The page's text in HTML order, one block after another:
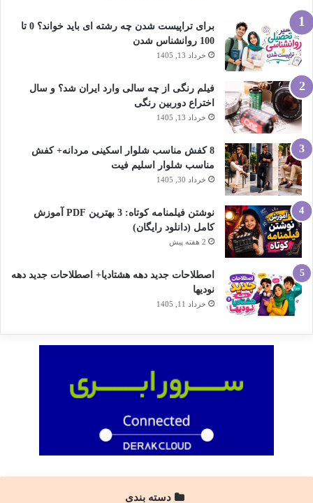
برای تراپیست شدن چه رشته ای باید خواند؟ 0 تا
100 روانشناس شدن
خرداد 13, 1405
فیلم رنگی از چه سالی وارد ایران شد؟ و سال
اختراع دوربین رنگی
خرداد 13, 1405
8 کفش مناسب شلوار اسکینی مردانه+ کفش
مناسب شلوار اسلیم فیت
خرداد 30, 1405
نوشتن فیلمنامه کوتاه: 3 بهترین PDF آموزش
کامل (دانلود رایگان)
2 هفته پیش
اصطلاحات جدید دهه هشتادیا+ اصطلاحات جدید دهه
نودیها
خرداد 11, 1405
دسته بندی